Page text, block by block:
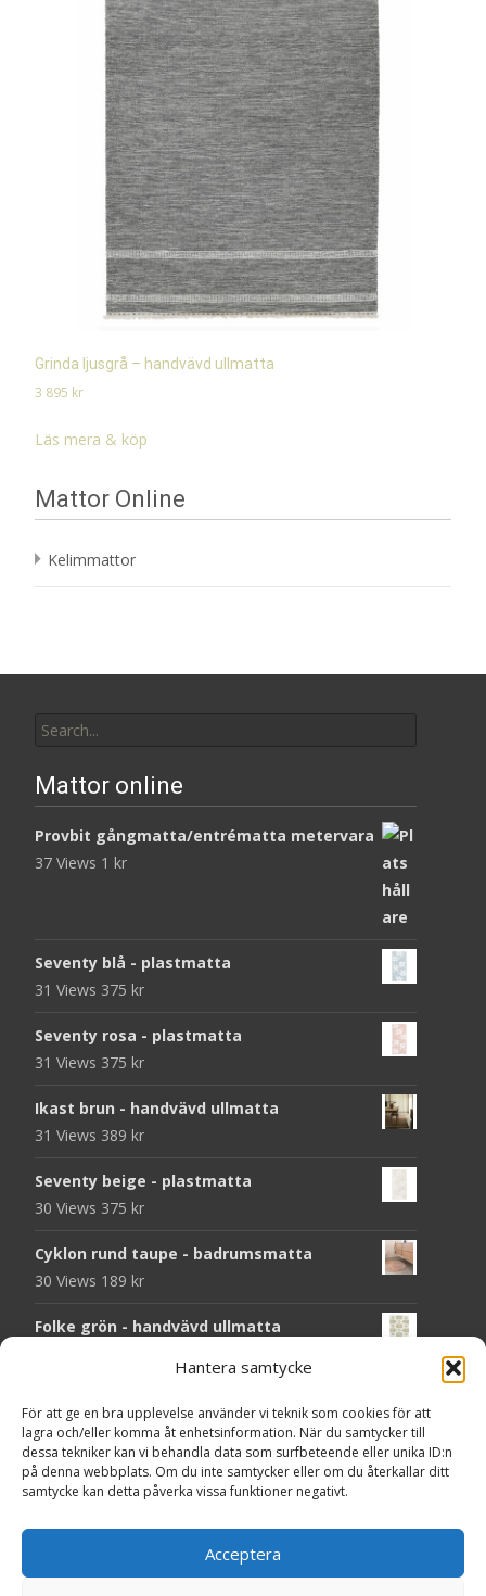
Hantera samtycke
För att ge en bra upplevelse använder vi teknik som cookies för att
lagra och/eller komma åt enhetsinformation. När du samtycker till
dessa tekniker kan vi behandla data som surfbeteende eller unika ID:n
på denna webbplats. Om du inte samtycker eller om du återkallar ditt
samtycke kan detta påverka vissa funktioner negativt.
Acceptera
Grinda ljusgrå – handvävd ullmatta
3 895 kr
Läs mera & köp
Mattor Online
Kelimmattor
for:
Mattor online
Provbit gångmatta/entrématta metervara
37 Views 1 kr
Seventy blå - plastmatta
31 Views 375 kr
Seventy rosa - plastmatta
31 Views 375 kr
Ikast brun - handvävd ullmatta
31 Views 389 kr
Seventy beige - plastmatta
30 Views 375 kr
Cyklon rund taupe - badrumsmatta
30 Views 189 kr
Folke grön - handvävd ullmatta
28 Views375kr
Solliden rund dark green - handvävd
ullmatta
27 Views790kr